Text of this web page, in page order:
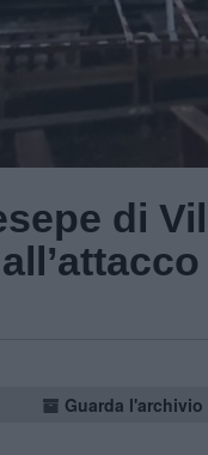
di
Guarda l'archivio